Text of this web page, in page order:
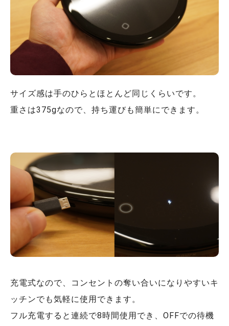
サイズ感は手のひらとほとんど同じくらいです。
重さは375gなので、持ち運びも簡単にできます。
充電式なので、コンセントの奪い合いになりやすいキ
ッチンでも気軽に使用できます。
フル充電すると連続で8時間使用でき、OFFでの待機